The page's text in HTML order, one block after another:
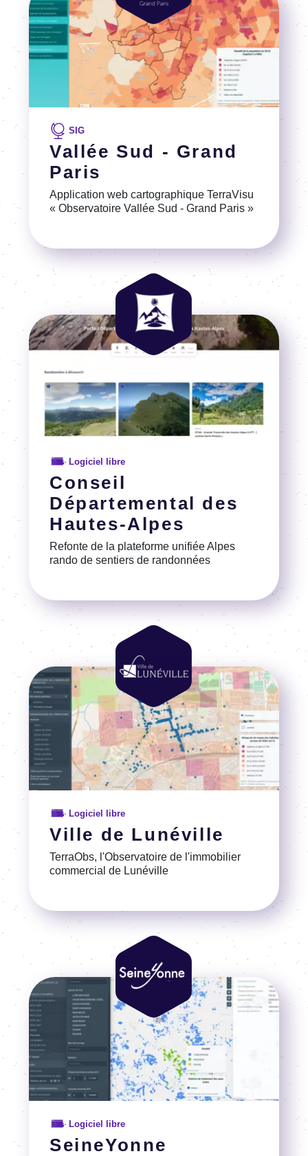
Vallée Sud - Grand
Paris
Application web cartographique TerraVisu
« Observatoire Vallée Sud - Grand Paris »
SIG
Voir la référence
Conseil
Départemental des
Hautes-Alpes
Refonte de la plateforme unifiée Alpes
rando de sentiers de randonnées
Logiciel libre
Voir la référence
Image
Image
Ville de Lunéville
TerraObs, l'Observatoire de l'immobilier
commercial de Lunéville
Logiciel libre
Image
Image
SeineYonne
Logiciel libre
Image
Image